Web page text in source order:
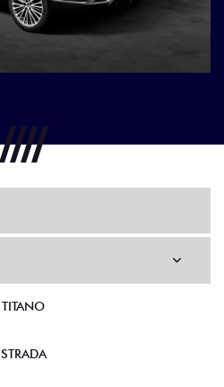
TITANO
STRADA